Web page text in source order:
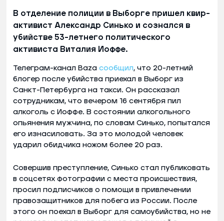
В отделение полиции в Выборге пришел квир-
активист Александр Синько и сознался в
убийстве 53-летнего политического
активиста Виталия Иоффе.
Телеграм-канал Baza сообщил, что 20-летний
блогер после убийства приехал в Выборг из
Санкт-Петербурга на такси. Он рассказал
сотрудникам, что вечером 16 сентября пил
алкоголь с Иоффе. В состоянии алкогольного
опьянения мужчина, по словам Синько, попытался
его изнасиловать. За это молодой человек
ударил обидчика ножом более 20 раз.
Совершив преступление, Синько стал публиковать
в соцсетях фотографии с места происшествия,
просил подписчиков о помощи в привлечении
правозащитников для побега из России. После
этого он поехал в Выборг для самоубийства, но не